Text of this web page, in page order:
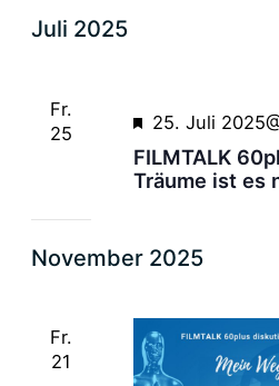
Juli 2025
Fr.
25
FILMTALK
Träume ist es
Empfohlen
25. Juli
November 2025
Fr.
21